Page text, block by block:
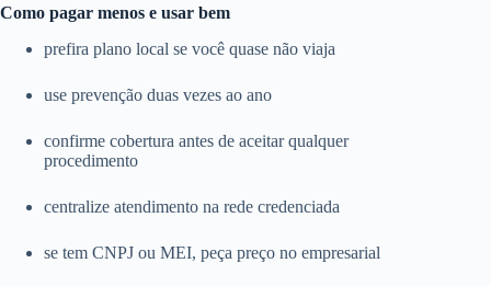
Como pagar menos e usar bem
prefira plano local se você quase não viaja
use prevenção duas vezes ao ano
confirme cobertura antes de aceitar qualquer
procedimento
centralize atendimento na rede credenciada
se tem CNPJ ou MEI, peça preço no empresarial